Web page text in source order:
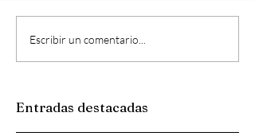
Escribir un comentario...
Entradas destacadas